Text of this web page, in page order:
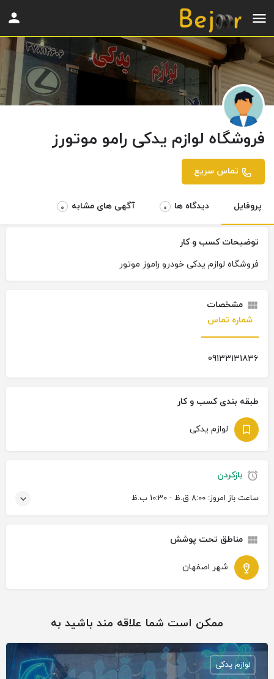
فروشگاه لوازم یدکی رامو موتورز
تماس سریع
پروفایل دیدگاه ها 0 آگهی های مشابه 0
توضیحات کسب و کار
فروشگاه لوازم یدکی خودرو راموز موتور
مشخصات
شماره تماس
09133131836
طبقه بندی کسب و کار
لوازم یدکی
بازکردن
ساعت باز امروز: 8:00 ق.ظ - 10:30 ب.ظ
مناطق تحت پوشش
شهر اصفهان
ممکن است شما علاقه مند باشید به
لوازم یدکی